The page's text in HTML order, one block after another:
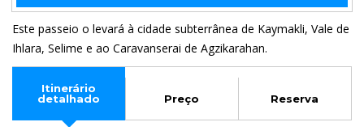
Este passeio o levará à cidade subterrânea de Kaymakli, Vale de
Ihlara, Selime e ao Caravanserai de Agzikarahan.
Itinerário
detalhado
Preço Reserva